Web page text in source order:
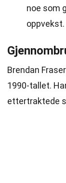
noe som
oppvekst.
Brendan
1990-tallet.
ettertraktede